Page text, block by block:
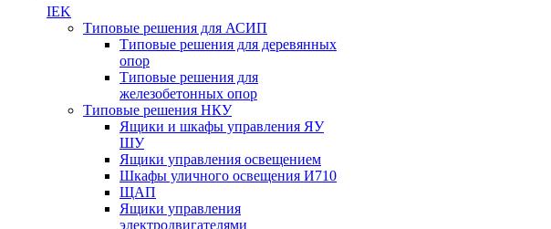
IEK
Типовые решения для АСИП
Типовые решения для деревянных
опор
Типовые решения для
железобетонных опор
Типовые решения НКУ
Ящики и шкафы управления ЯУ
ШУ
Ящики управления освещением
Шкафы уличного освещения И710
ЩАП
Ящики управления
электродвигателями